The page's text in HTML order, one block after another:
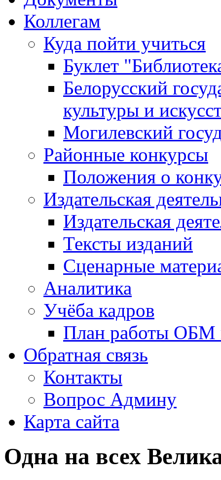
Коллегам
Куда пойти учиться
Буклет
Белорусский
культуры и
Могилевский
Районные конкурсы
Положения о
Издательская
Издательская
Тексты изданий
Сценарные
Аналитика
Учёба кадров
План работы ОБМ
Обратная связь
Контакты
Вопрос Админу
Карта сайта
Одна на всех